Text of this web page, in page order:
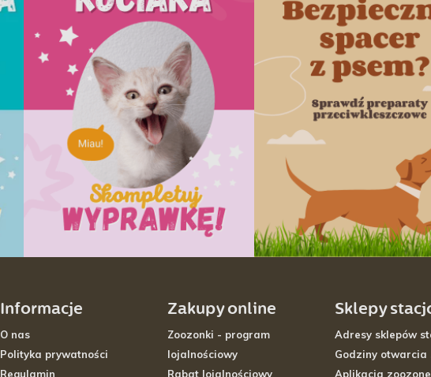
Informacje
O nas
Polityka prywatności
Regulamin
Zakupy online
Zoozonki - program
lojalnościowy
Rabat lojalnościowy
Sklepy
Adresy sklepów
Godziny otwarcia
Aplikacja